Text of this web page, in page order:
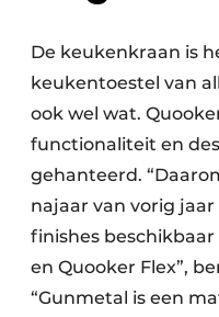
De keukenkraan is
keukentoestel van
ook wel wat.
functionaliteit en
gehanteerd.
najaar van vorig
finishes beschikbaar
en Quooker Flex”,
“Gunmetal is een